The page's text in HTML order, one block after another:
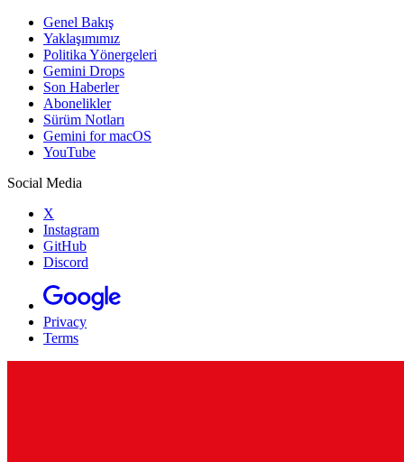
Genel Bakış
Yaklaşımımız
Politika Yönergeleri
Gemini Drops
Son Haberler
Abonelikler
Sürüm Notları
Gemini for macOS
YouTube
Social Media
X
Instagram
GitHub
Discord
Privacy
Terms